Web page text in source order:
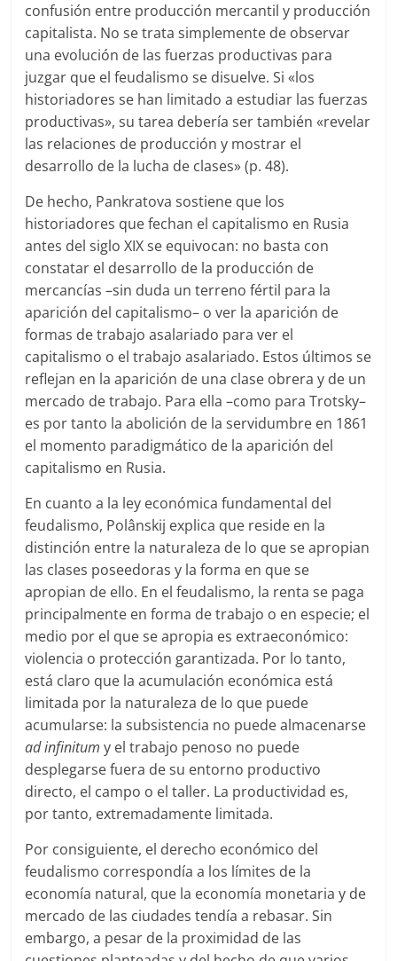
confusión entre producción mercantil y producción
capitalista. No se trata simplemente de observar
una evolución de las fuerzas productivas para
juzgar que el feudalismo se disuelve. Si «los
historiadores se han limitado a estudiar las fuerzas
productivas», su tarea debería ser también «revelar
las relaciones de producción y mostrar el
desarrollo de la lucha de clases» (p. 48).
De hecho, Pankratova sostiene que los
historiadores que fechan el capitalismo en Rusia
antes del siglo XIX se equivocan: no basta con
constatar el desarrollo de la producción de
mercancías –sin duda un terreno fértil para la
aparición del capitalismo– o ver la aparición de
formas de trabajo asalariado para ver el
capitalismo o el trabajo asalariado. Estos últimos se
reflejan en la aparición de una clase obrera y de un
mercado de trabajo. Para ella –como para Trotsky–
es por tanto la abolición de la servidumbre en 1861
el momento paradigmático de la aparición del
capitalismo en Rusia.
En cuanto a la ley económica fundamental del
feudalismo, Polânskij explica que reside en la
distinción entre la naturaleza de lo que se apropian
las clases poseedoras y la forma en que se
apropian de ello. En el feudalismo, la renta se paga
principalmente en forma de trabajo o en especie; el
medio por el que se apropia es extraeconómico:
violencia o protección garantizada. Por lo tanto,
está claro que la acumulación económica está
limitada por la naturaleza de lo que puede
acumularse: la subsistencia no puede almacenarse
ad infinitum y el trabajo penoso no puede
desplegarse fuera de su entorno productivo
directo, el campo o el taller. La productividad es,
por tanto, extremadamente limitada.
Por consiguiente, el derecho económico del
feudalismo correspondía a los límites de la
economía natural, que la economía monetaria y de
mercado de las ciudades tendía a rebasar. Sin
embargo, a pesar de la proximidad de las